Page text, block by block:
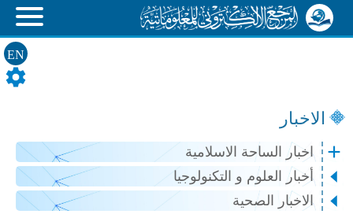
EN
الاخبار
اخبار الساحة الاسلامية
أخبار العلوم و التكنولوجيا
الاخبار الصحية